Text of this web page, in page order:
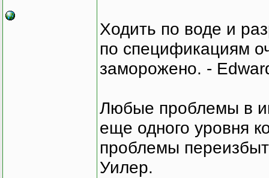
Ходить по воде и
по спецификациям
заморожено. -
Любые проблемы в
еще одного уровня
проблемы
Уилер.